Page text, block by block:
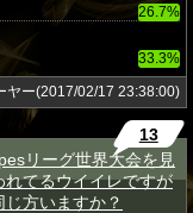
26.7%
33.3%
ヤー(2017/02/17 23:38:00)
リーグ世界大会を見
てるウイイレですが
方いますか？
13